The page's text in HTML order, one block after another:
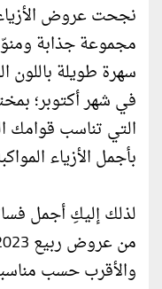
نجحت عروض الأزياء
مجموعة جذابة
سهرة طويلة باللون
في شهر أكتوبر؛
التي تناسب قوامك
بأجمل الأزياء
لذلك إليكِ أجمل
والأقرب حسب